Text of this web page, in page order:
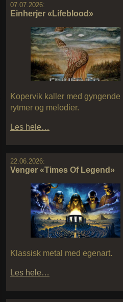
07.07.2026:
Einherjer «Lifeblood»
Kopervik kaller med gyngende
rytmer og melodier.
Les hele…
22.06.2026:
Venger «Times Of Legend»
Klassisk metal med egenart.
Les hele…